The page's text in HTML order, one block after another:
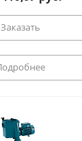
Заказать